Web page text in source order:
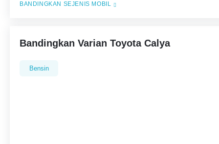
BANDINGKAN SEJENIS MOBIL
Bandingkan Varian Toyota Calya
Bensin